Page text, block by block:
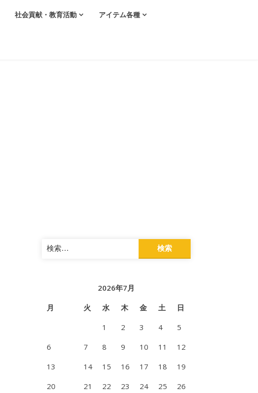
社会貢献・教育活動 アイテム各種
検
索:
2026年7月
月
火 水 木 金 土
日
1
2 3 4
5
6
7 8 9 10 11
12
13
14 15 16 17 18
19
20
21 22 23 24 25
26